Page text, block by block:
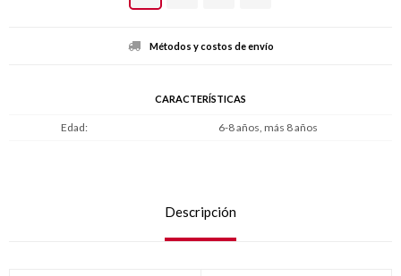
Métodos y costos de envío
CARACTERÍSTICAS
Edad 6-8 años, más 8 años
Descripción